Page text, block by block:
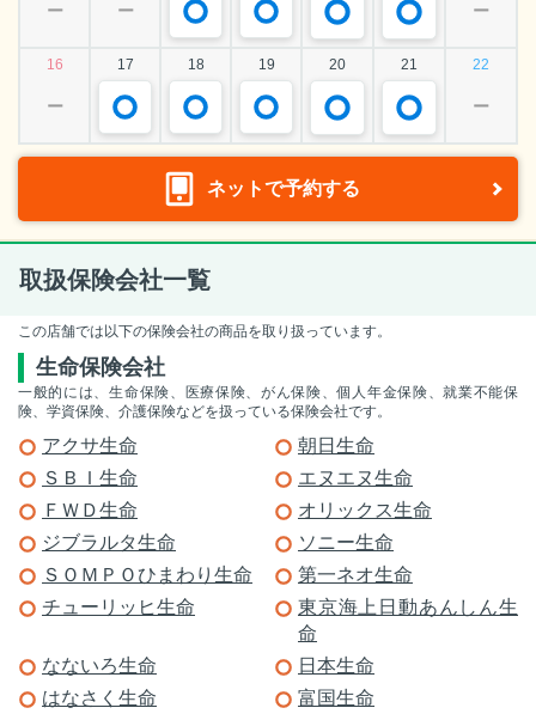
ー ー ー
16 17 18 19 20 21 22
ー ー
ネットで予約する
取扱保険会社一覧
この店舗では以下の保険会社の商品を取り扱っています。
生命保険会社
一般的には、生命保険、医療保険、がん保険、個人年金保険、就業不能保
険、学資保険、介護保険などを扱っている保険会社です。
アクサ生命
朝日生命
ＳＢＩ生命
エヌエヌ生命
ＦＷＤ生命
オリックス生命
ジブラルタ生命
ソニー生命
ＳＯＭＰＯひまわり生命
第一ネオ生命
チューリッヒ生命
東京海上日動あんしん生
命
なないろ生命
日本生命
はなさく生命
富国生命